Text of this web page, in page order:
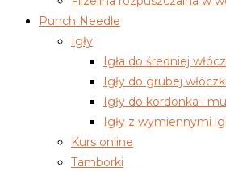
Punch Needle
Igły
Igła do średniej
Igły do grubej włóczki
Igły do kordonka i
Igły z wymiennymi
Kurs online
Tamborki